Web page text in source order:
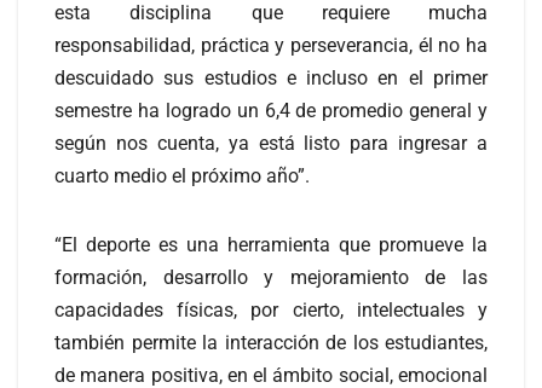
esta disciplina que requiere mucha
responsabilidad, práctica y perseverancia, él no ha
descuidado sus estudios e incluso en el primer
semestre ha logrado un 6,4 de promedio general y
según nos cuenta, ya está listo para ingresar a
cuarto medio el próximo año”.
“El deporte es una herramienta que promueve la
formación, desarrollo y mejoramiento de las
capacidades físicas, por cierto, intelectuales y
también permite la interacción de los estudiantes,
de manera positiva, en el ámbito social, emocional